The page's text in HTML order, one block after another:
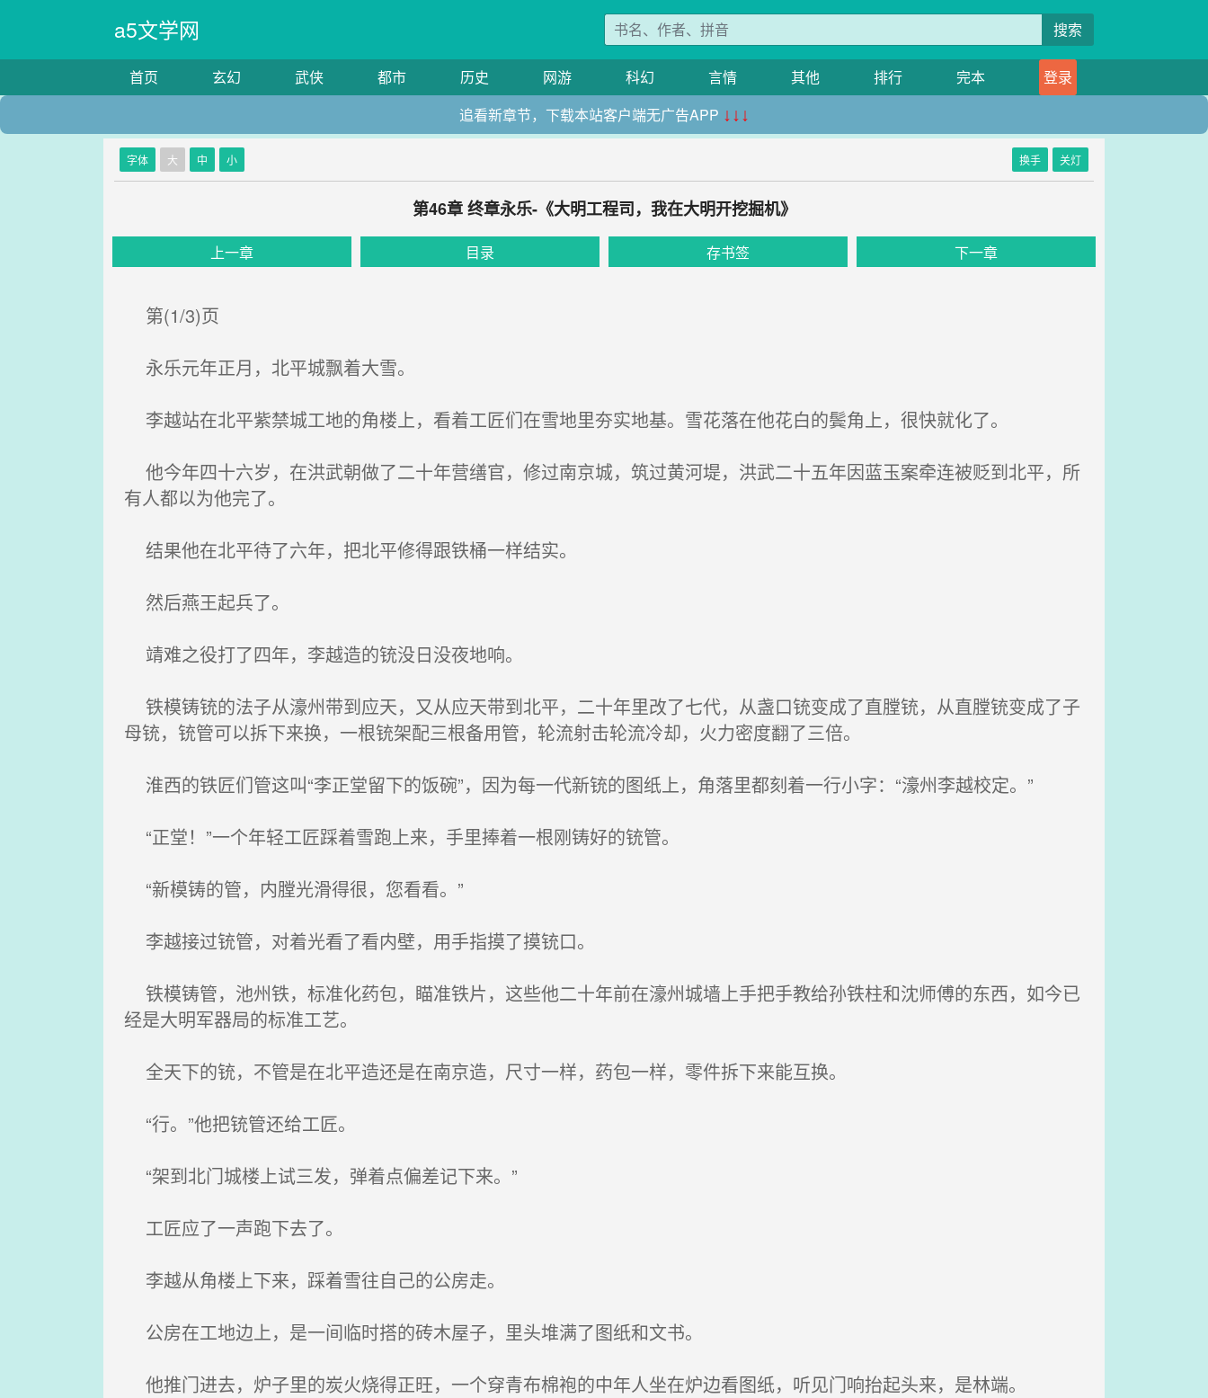
a5文学网 搜索
首页 玄幻 武侠 都市 历史 网游 科幻 言情 其他 排行 完本
登录
追看新章节，下载本站客户端无广告APP ↓↓↓
字体 大 中 小 换手 关灯
第46章 终章永乐-《大明工程司，我在大明开挖掘机》
上一章 目录 存书签 下一章
第(1/3)页
永乐元年正月，北平城飘着大雪。
李越站在北平紫禁城工地的角楼上，看着工匠们在雪地里夯实地基。雪花落在他花白的鬓角上，很快就化了。
他今年四十六岁，在洪武朝做了二十年营缮官，修过南京城，筑过黄河堤，洪武二十五年因蓝玉案牵连被贬到北平，所
有人都以为他完了。
结果他在北平待了六年，把北平修得跟铁桶一样结实。
然后燕王起兵了。
靖难之役打了四年，李越造的铳没日没夜地响。
铁模铸铳的法子从濠州带到应天，又从应天带到北平，二十年里改了七代，从盏口铳变成了直膛铳，从直膛铳变成了子
母铳，铳管可以拆下来换，一根铳架配三根备用管，轮流射击轮流冷却，火力密度翻了三倍。
淮西的铁匠们管这叫“李正堂留下的饭碗”，因为每一代新铳的图纸上，角落里都刻着一行小字：“濠州李越校定。”
“正堂！”一个年轻工匠踩着雪跑上来，手里捧着一根刚铸好的铳管。
“新模铸的管，内膛光滑得很，您看看。”
李越接过铳管，对着光看了看内壁，用手指摸了摸铳口。
铁模铸管，池州铁，标准化药包，瞄准铁片，这些他二十年前在濠州城墙上手把手教给孙铁柱和沈师傅的东西，如今已
经是大明军器局的标准工艺。
全天下的铳，不管是在北平造还是在南京造，尺寸一样，药包一样，零件拆下来能互换。
“行。”他把铳管还给工匠。
“架到北门城楼上试三发，弹着点偏差记下来。”
工匠应了一声跑下去了。
李越从角楼上下来，踩着雪往自己的公房走。
公房在工地边上，是一间临时搭的砖木屋子，里头堆满了图纸和文书。
他推门进去，炉子里的炭火烧得正旺，一个穿青布棉袍的中年人坐在炉边看图纸，听见门响抬起头来，是林端。